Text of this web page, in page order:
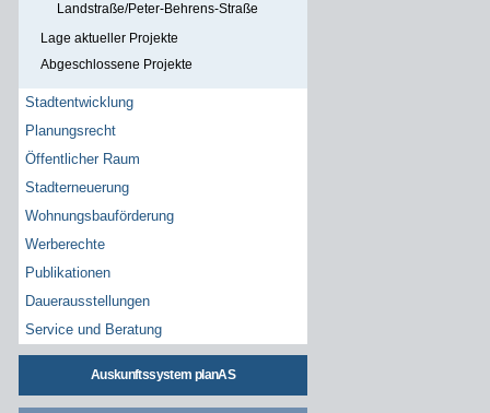
Landstraße/Peter-Behrens-Straße
Lage aktueller Projekte
Abgeschlossene Projekte
Stadtentwicklung
Planungsrecht
Öffentlicher Raum
Stadterneuerung
Wohnungsbauförderung
Werberechte
Publikationen
Dauerausstellungen
Service und Beratung
Auskunftssystem planAS